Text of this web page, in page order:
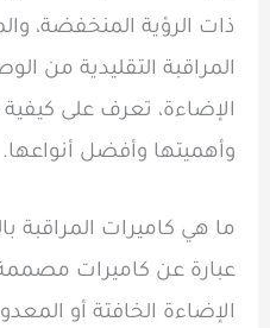
ذات الرؤية المنخفضة،
المراقبة التقليدية من
الإضاءة، تعرف على
وأهميتها وأفضل أنواعها.
ما هي كاميرات المراقبة
عبارة عن كاميرات
الإضاءة الخافتة أو